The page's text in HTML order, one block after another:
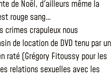
de Noël, d'ailleurs même la
rouge sang…
crimes crapuleux nous
de location de DVD tenu par un
raté (Grégory Fitoussy pour les
relations sexuelles avec les